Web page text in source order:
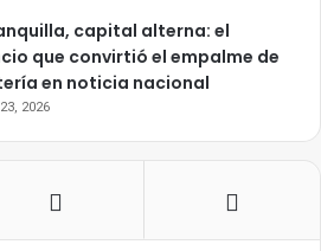
capital alterna: el
que convirtió el empalme de
en noticia nacional
2026